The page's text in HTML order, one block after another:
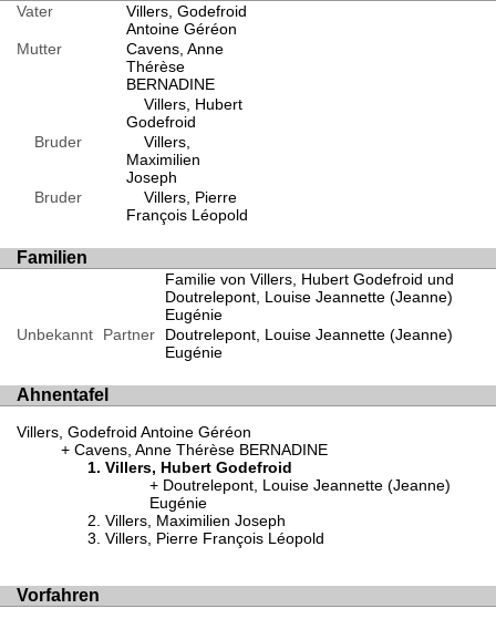
Vater
Villers, Godefroid
Antoine Géréon
Mutter
Cavens, Anne
Thérèse
BERNADINE
Villers, Hubert
Godefroid
Bruder
Villers,
Maximilien
Joseph
Bruder
Villers, Pierre
François Léopold
Familien
Familie von Villers, Hubert Godefroid und
Doutrelepont, Louise Jeannette (Jeanne)
Eugénie
Unbekannt
Partner
Doutrelepont, Louise Jeannette (Jeanne)
Eugénie
Ahnentafel
Villers, Godefroid Antoine Géréon
Cavens, Anne Thérèse BERNADINE
Villers, Hubert Godefroid
Doutrelepont, Louise Jeannette (Jeanne)
Eugénie
Villers, Maximilien Joseph
Villers, Pierre François Léopold
Vorfahren